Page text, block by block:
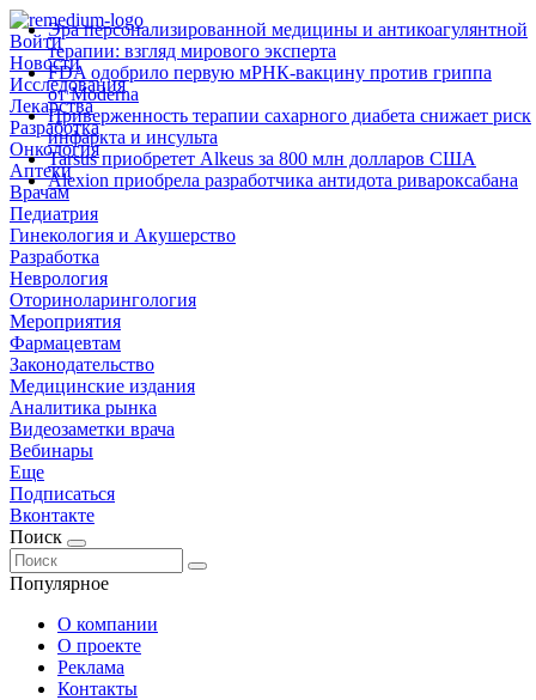
Войти
Новости
Исследования
Лекарства
Разработка
Онкология
Аптеки
Врачам
Педиатрия
Гинекология и Акушерство
Разработка
Неврология
Оториноларингология
Мероприятия
Фармацевтам
Законодательство
Медицинские издания
Аналитика рынка
Видеозаметки врача
Вебинары
Еще
Подписаться
Вконтакте
Поиск
Популярное
Эра персонализированной медицины и антикоагулянтной
терапии: взгляд мирового эксперта
FDA одобрило первую мРНК‑вакцину против гриппа
от Moderna
Приверженность терапии сахарного диабета снижает риск
инфаркта и инсульта
Tarsus приобретет Alkeus за 800 млн долларов США
Alexion приобрела разработчика антидота ривароксабана
О компании
О проекте
Реклама
Контакты